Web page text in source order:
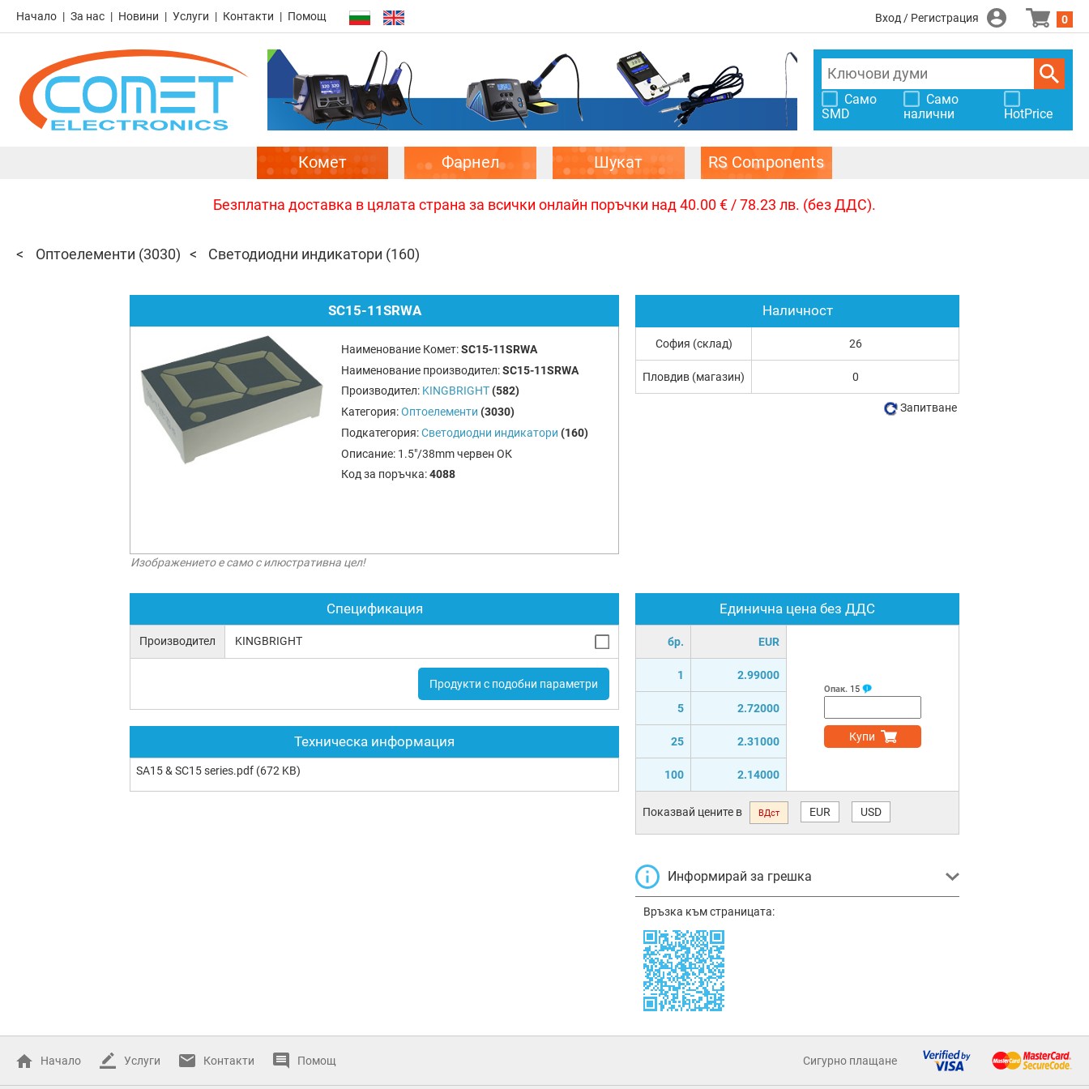
Начало За нас Новини Услуги Контакти Помощ Вход / Регистрация 0
Само
SMD
Само
налични
HotPrice
Комет Фарнел Шукат RS Components
Безплатна доставка в цялата страна за всички онлайн поръчки над 40.00 € / 78.23 лв. (без ДДС).
Оптоелементи (3030) Светодиодни индикатори (160)
SC15-11SRWA
Наименование Комет:SC15-11SRWA
Наименование производител:SC15-11SRWA
Производител: KINGBRIGHT (582)
Категория:Оптоелементи (3030)
Подкатегория:Светодиодни индикатори (160)
Описание: 1.5"/38mm червен ОК
Код за поръчка:4088
Изображението е само с илюстративна цел!
Спецификация
Производител KINGBRIGHT
Продукти с подобни параметри
Техническа информация
SA15 & SC15 series.pdf (672 KB)
Единична цена без ДДС
бр. EUR
1 2.99000
5 2.72000
25 2.31000
100 2.14000
Опак. 15
Купи
Показвай цените в ВДст EUR USD
Информирай за грешка
Връзка към страницата:
Наличност
София (склад) 26
Пловдив (магазин) 0
Запитване
Начало Услуги Контакти Помощ Сигурно плащане